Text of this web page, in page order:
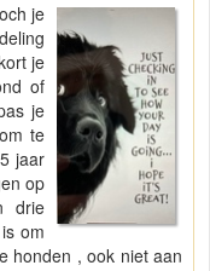
je
je
of
je
te
jaar
op
drie
om
honden , ook niet aan